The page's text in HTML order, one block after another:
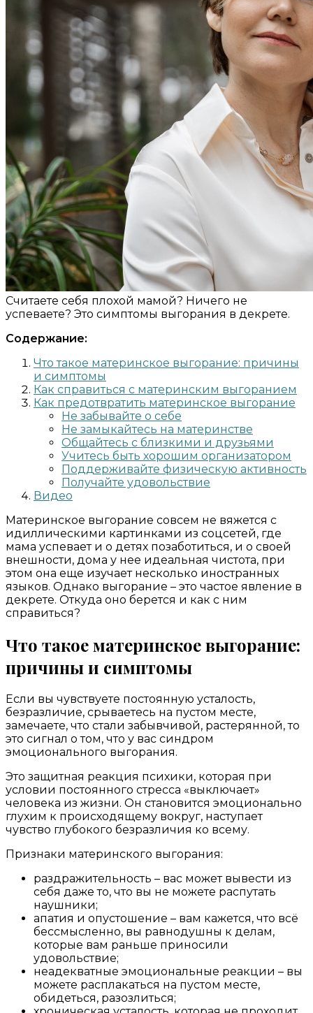
Считаете себя плохой мамой? Ничего не
успеваете? Это симптомы выгорания в декрете.
Содержание:
Что такое материнское выгорание: причины
и симптомы
Как справиться с материнским выгоранием
Как предотвратить материнское выгорание
Не забывайте о себе
Не замыкайтесь на материнстве
Общайтесь с близкими и друзьями
Учитесь быть хорошим организатором
Поддерживайте физическую активность
Получайте удовольствие
Видео
Материнское выгорание совсем не вяжется с
идиллическими картинками из соцсетей, где
мама успевает и о детях позаботиться, и о своей
внешности, дома у нее идеальная чистота, при
этом она еще изучает несколько иностранных
языков. Однако выгорание – это частое явление в
декрете. Откуда оно берется и как с ним
справиться?
Что такое материнское выгорание:
причины и симптомы
Если вы чувствуете постоянную усталость,
безразличие, срываетесь на пустом месте,
замечаете, что стали забывчивой, растерянной, то
это сигнал о том, что у вас синдром
эмоционального выгорания.
Это защитная реакция психики, которая при
условии постоянного стресса «выключает»
человека из жизни. Он становится эмоционально
глухим к происходящему вокруг, наступает
чувство глубокого безразличия ко всему.
Признаки материнского выгорания:
раздражительность – вас может вывести из
себя даже то, что вы не можете распутать
наушники;
апатия и опустошение – вам кажется, что всё
бессмысленно, вы равнодушны к делам,
которые вам раньше приносили
удовольствие;
неадекватные эмоциональные реакции – вы
можете расплакаться на пустом месте,
обидеться, разозлиться;